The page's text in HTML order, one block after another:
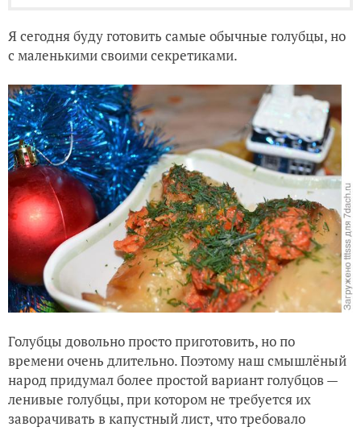
Я сегодня буду готовить самые обычные голубцы, но
с маленькими своими секретиками.
Голубцы довольно просто приготовить, но по
времени очень длительно. Поэтому наш смышлёный
народ придумал более простой вариант голубцов —
ленивые голубцы, при котором не требуется их
заворачивать в капустный лист, что требовало